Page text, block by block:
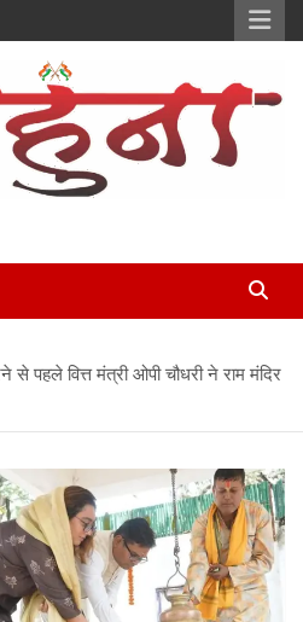
वित्त मंत्री ओपी चौधरी ने राम मंदिर